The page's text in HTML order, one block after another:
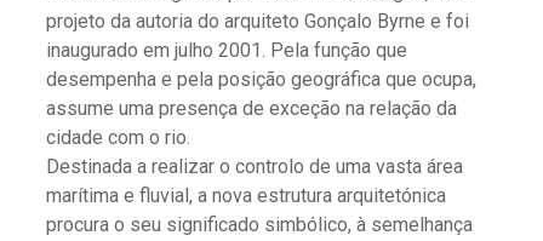
projeto da autoria do arquiteto Gonçalo Byrne e foi
inaugurado em julho 2001. Pela função que
desempenha e pela posição geográfica que ocupa,
assume uma presença de exceção na relação da
cidade com o rio.
Destinada a realizar o controlo de uma vasta área
marítima e fluvial, a nova estrutura arquitetónica
procura o seu significado simbólico, à semelhança